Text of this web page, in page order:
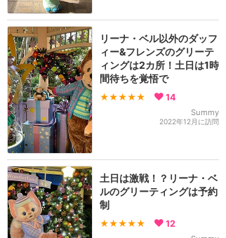
リーナ・ベル以外のダッフ
ィー&フレンズのグリーテ
ィングは2カ所！土日は1時
間待ちを覚悟で
★★★★★ 14
Summy
2022年12月に訪問
土日は激戦！？リーナ・ベ
ルのグリーティングは予約
制
★★★★★ 12